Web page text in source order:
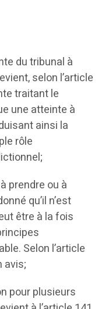
du tribunal à
selon l’article
traitant le
une atteinte à
ainsi la
rôle
prendre ou à
qu’il n’est
être à la fois
Selon l’article
avis;
pour plusieurs